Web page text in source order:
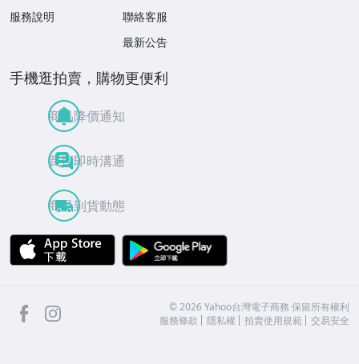
服務說明
聯絡客服
最新公告
手機逛拍賣，購物更便利
商品降價通知
買賣即時溝通
商品到貨動態
APP Store
facebook ©2026 Yahoo台灣電子商務 保留所有權利
服務條款
隱私權 拍賣使用規範 交易安全